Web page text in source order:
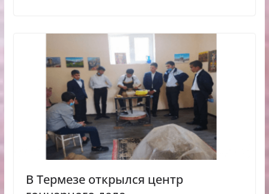
В Термезе открылся центр